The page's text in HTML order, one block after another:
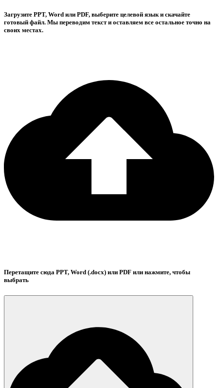
Загрузите PPT, Word или PDF, выберите целевой язык и скачайте
готовый файл. Мы переводим текст и оставляем все остальное точно на
своих местах.
Перетащите сюда PPT, Word (.docx) или PDF или нажмите, чтобы
выбрать